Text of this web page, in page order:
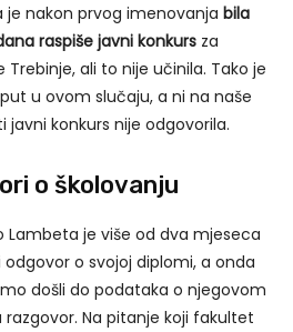
je nakon prvog imenovanja bila
raspiše javni konkurs za
ali to nije učinila. Tako je
u ovom slučaju, a ni na naše
konkurs nije odgovorila.
o školovanju
Lambeta je više od dva mjeseca
o svojoj diplomi, a onda
došli do podataka o njegovom
Na pitanje koji fakultet